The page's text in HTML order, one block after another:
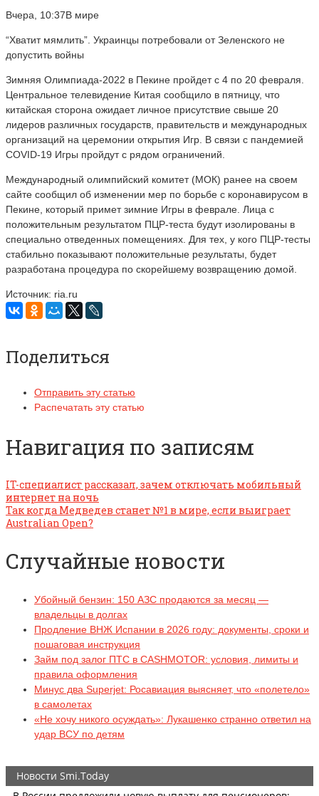
Вчера, 10:37В мире
“Хватит мямлить”. Украинцы потребовали от Зеленского не
допустить войны
Зимняя Олимпиада-2022 в Пекине пройдет с 4 по 20 февраля.
Центральное телевидение Китая сообщило в пятницу, что
китайская сторона ожидает личное присутствие свыше 20
лидеров различных государств, правительств и международных
организаций на церемонии открытия Игр. В связи с пандемией
COVID-19 Игры пройдут с рядом ограничений.
Международный олимпийский комитет (МОК) ранее на своем
сайте сообщил об изменении мер по борьбе с коронавирусом в
Пекине, который примет зимние Игры в феврале. Лица с
положительным результатом ПЦР-теста будут изолированы в
специально отведенных помещениях. Для тех, у кого ПЦР-тесты
стабильно показывают положительные результаты, будет
разработана процедура по скорейшему возвращению домой.
Источник: ria.ru
Поделиться
Отправить эту статью
Распечатать эту статью
Навигация по записям
IT-специалист рассказал, зачем отключать мобильный
интернет на ночь
Так когда Медведев станет №1 в мире, если выиграет
Australian Open?
Случайные новости
Убойный бензин: 150 АЗС продаются за месяц —
владельцы в долгах
Продление ВНЖ Испании в 2026 году: документы, сроки и
пошаговая инструкция
Займ под залог ПТС в CASHMOTOR: условия, лимиты и
правила оформления
Минус два Superjet: Росавиация выясняет, что «полетело»
в самолетах
«Не хочу никого осуждать»: Лукашенко странно ответил на
удар ВСУ по детям